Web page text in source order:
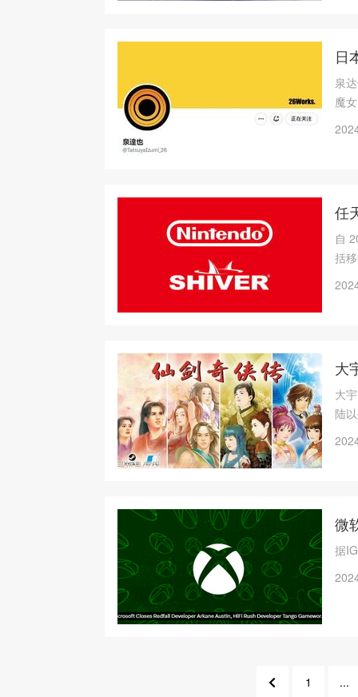
日
泉
魔
任
自
括
大
大
陆
微
据
5 1 ...
3